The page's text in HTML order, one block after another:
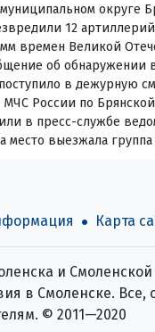
округе
12
времен Великой
об обнаружении
в дежурную
МЧС России по
в пресс-службе
место выезжала
Карта
и Смоленской
в Смоленске. Все,
© 2011—2020